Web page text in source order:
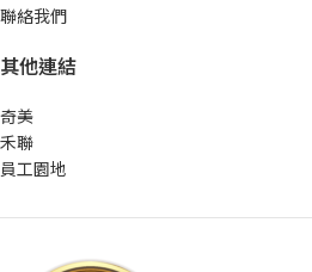
聯絡我們
其他連結
奇美
禾聯
員工園地